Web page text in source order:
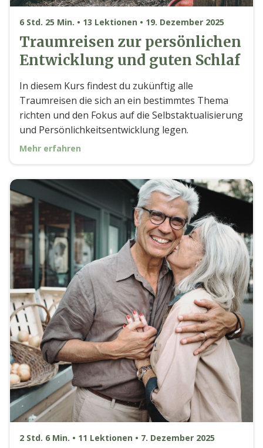
6 Std. 25 Min. • 13 Lektionen • 19. Dezember 2025
Traumreisen zur persönlichen
Entwicklung und guten Schlaf
In diesem Kurs findest du zukünftig alle
Traumreisen die sich an ein bestimmtes Thema
richten und den Fokus auf die Selbstaktualisierung
und Persönlichkeitsentwicklung legen.
Mehr erfahren
2 Std. 6 Min. • 11 Lektionen • 7. Dezember 2025